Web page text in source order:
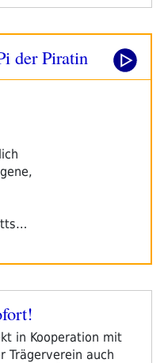
der Piratin
in Kooperation mit
Trägerverein auch